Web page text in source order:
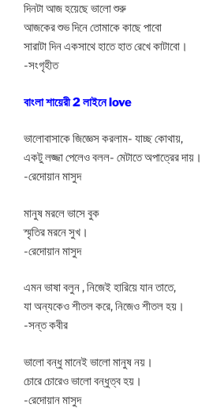
দিনটা আজ হয়েছে ভালো শুরু
আজকের শুভ দিনে তোমাকে কাছে পাবো
সারাটা দিন একসাথে হাতে হাত রেখে কাটাবো।
-সংগৃহীত
বাংলা শায়েরী 2 লাইনে love
ভালোবাসাকে জিজ্ঞেস করলাম- যাচ্ছ কোথায়,
একটু লজ্জা পেলেও বলল- মেটাতে অপাত্রের দায়।
-রেদোয়ান মাসুদ
মানুষ মরলে ভাসে বুক
স্মৃতির মরনে সুখ।
-রেদোয়ান মাসুদ
এমন ভাষা বলুন , নিজেই হারিয়ে যান তাতে,
যা অন্যকেও শীতল করে, নিজেও শীতল হয়।
-সন্ত কবীর
ভালো বন্ধু মানেই ভালো মানুষ নয়।
চোরে চোরেও ভালো বন্ধুত্ব হয়।
-রেদোয়ান মাসুদ